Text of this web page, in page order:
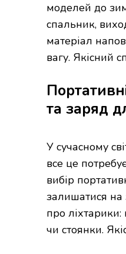
моделей до
спальник,
матеріал
вагу. Якісний
та заряд
У сучасному
все це
вибір
залишатися на
про ліхтарики:
чи стоянки.